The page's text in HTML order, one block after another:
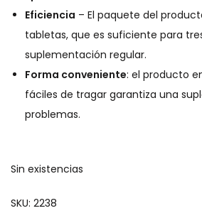
Eficiencia – El paquete del
tabletas, que es suficiente para
suplementación regular.
Forma conveniente: el producto
fáciles de tragar garantiza una
problemas.
Sin existencias
SKU: 2238